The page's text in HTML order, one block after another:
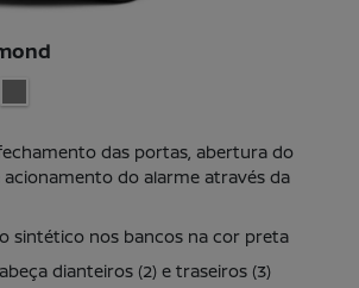
das portas, abertura do
do alarme através da
sintético nos bancos na cor preta
dianteiros (2) e traseiros (3)